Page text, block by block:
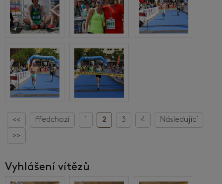
<< Předchozí 1 2 3 4
Následující
>>
Vyhlášení vítězů